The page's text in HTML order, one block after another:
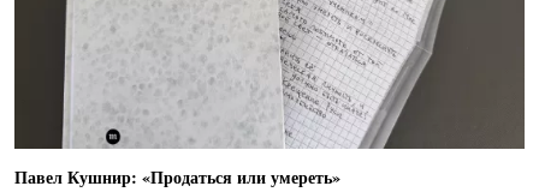
Павел Кушнир: «Продаться или умереть»